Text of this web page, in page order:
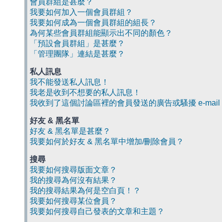
會員群組是甚麼？
我要如何加入一個會員群組？
我要如何成為一個會員群組的組長？
為何某些會員群組能顯示出不同的顏色？
「預設會員群組」是甚麼？
「管理團隊」連結是甚麼？
私人訊息
我不能發送私人訊息！
我老是收到不想要的私人訊息！
我收到了這個討論區裡的會員發送的廣告或騷擾 e-mail
好友 & 黑名單
好友 & 黑名單是甚麼？
我要如何於好友 & 黑名單中增加/刪除會員？
搜尋
我要如何搜尋版面文章？
我的搜尋為何沒有結果？
我的搜尋結果為何是空白頁！？
我要如何搜尋某位會員？
我要如何搜尋自己發表的文章和主題？